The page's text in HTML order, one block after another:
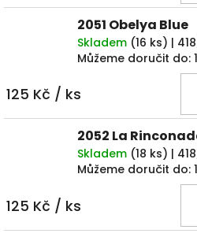
2051 Obelya Blue
Skladem (16 ks) |
Můžeme doručit do:
125 Kč / ks
2052 La
Skladem (18 ks) |
Můžeme doručit do:
125 Kč / ks